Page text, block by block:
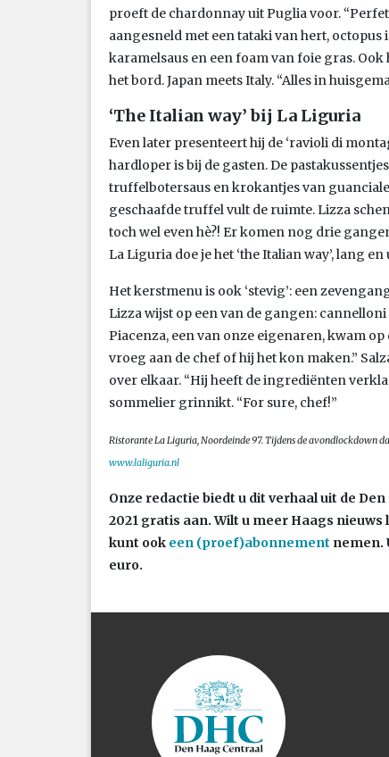
proeft de chardonnay uit Puglia voor.
aangesneld met een tataki van hert,
karamelsaus en een foam van foie gras.
het bord. Japan meets Italy. “Alles in
‘The Italian way’ bij La Liguria
Even later presenteert hij de ‘ravioli di
hardloper is bij de gasten. De
truffelbotersaus en krokantjes van
geschaafde truffel vult de ruimte. Lizza
toch wel even hè?! Er komen nog drie
La Liguria doe je het ‘the Italian way’, lang
Het kerstmenu is ook ‘stevig’: een
Lizza wijst op een van de gangen:
Piacenza, een van onze eigenaren, kwam
vroeg aan de chef of hij het kon maken.”
over elkaar. “Hij heeft de ingrediënten
sommelier grinnikt. “For sure, chef!”
Ristorante La Liguria, Noordeinde 97. Tijdens de avondlockdown
www.laliguria.nl
Onze redactie biedt u dit verhaal uit de
2021 gratis aan. Wilt u meer Haags nieuws
kunt ook een (proef)abonnement nemen.
euro.